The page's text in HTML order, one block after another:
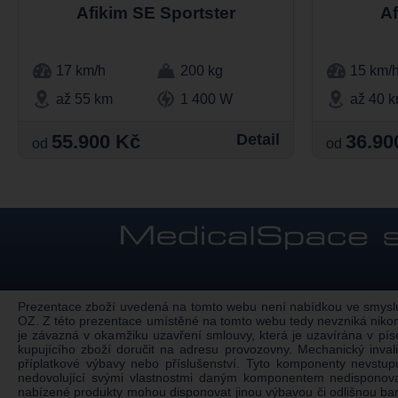
Afikim SE Sportster
17 km/h
200 kg
až 55 km
1 400 W
od 55.900 Kč Detail
15 km/h
až 40
od
Prezentace zboží uvedená na tomto webu není nabídkou ve
OZ. Z této prezentace umístěné na tomto webu tedy nevzniká
je závazná v okamžiku uzavření smlouvy, která je uzavírána v
kupujícího zboží doručit na adresu provozovny. Mechanický
příplatkové výbavy nebo příslušenství. Tyto komponenty
nedovolující svými vlastnostmi daným komponentem
nabízené produkty mohou disponovat jinou výbavou či odlišnou